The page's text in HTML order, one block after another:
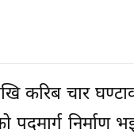
करिब चार
पदमार्ग निर्माण